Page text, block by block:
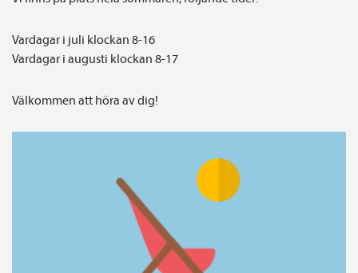
Vardagar i juli klockan 8-16
Vardagar i augusti klockan 8-17
Välkommen att höra av dig!